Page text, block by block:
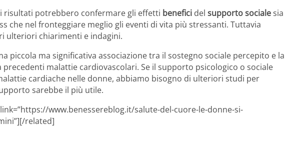
risultati potrebbero confermare gli effetti benefici del supporto socialesia
che nel fronteggiare meglio gli eventi di vita più stressanti. Tuttavia
ulteriori chiarimenti e indagini.
piccola ma significativa associazione tra il sostegno sociale percepito e la
malattie cardiovascolari. Se il supporto psicologico o sociale
cardiache nelle donne, abbiamo bisogno di ulteriori studi per
sarebbe il più utile.
www.benessereblog.it/salute-del-cuore-le-donne-si-
related]